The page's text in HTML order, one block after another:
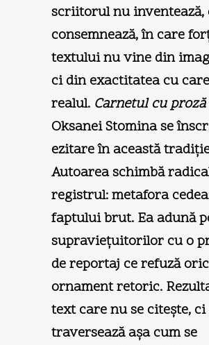
scriitorul nu inventează,
consemnează, în care
textului nu vine din
ci din exactitatea cu
realul. Carnetul cu proză
Oksanei Stomina se
ezitare în această
Autoarea schimbă
registrul: metafora
faptului brut. Ea adună
supravieţuitorilor cu o
de reportaj ce refuză
ornament retoric.
text care nu se citeşte, ci
traversează aşa cum se